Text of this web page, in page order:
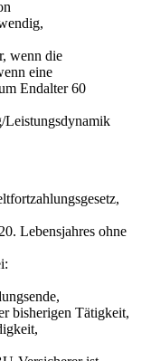
wenn die
eine
Endalter 60
Leistungsdynamik
Lebensjahres ohne
bisherigen Tätigkeit,